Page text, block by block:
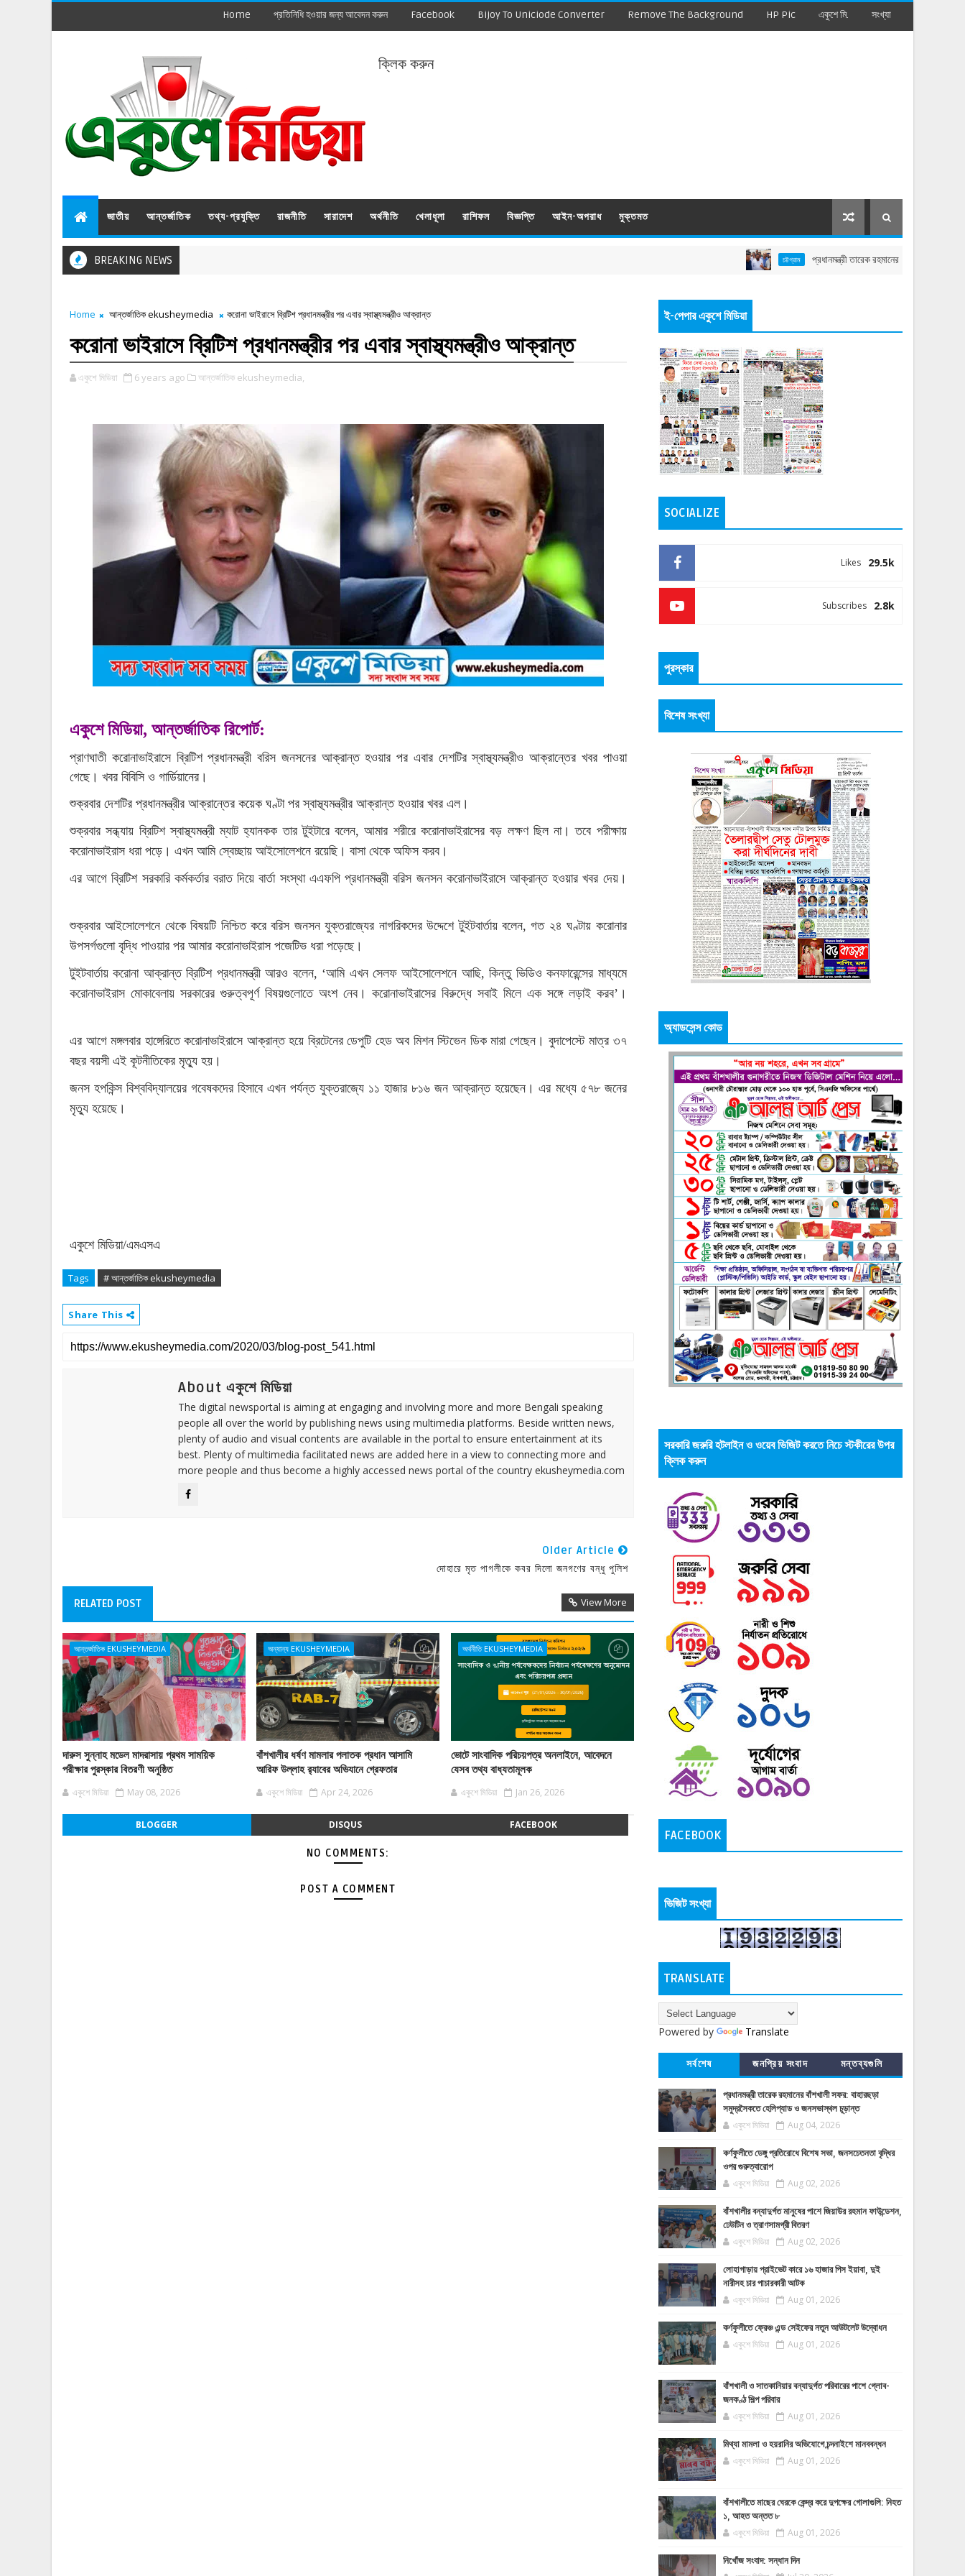
Home প্রতিনিধি হওয়ার জন্য আবেদন করুন Facebook Bijoy To Uniciode Converter Remove The Background HP Pic একুশে মি. সংখ্যা
ক্লিক করুন
জাতীয় আন্তর্জাতিক তথ্য-প্রযুক্তি রাজনীতি সারাদেশ অর্থনীতি খেলাধূলা রাশিফল বিজ্ঞপ্তি আইন-অপরাধ মুক্তমত
BREAKING NEWS চট্টগ্রাম প্রধানমন্ত্রী তারেক রহমানের বাঁশখালী সফর: বাহারছড়া
Home আন্তর্জাতিক ekusheymedia করোনা ভাইরাসে ব্রিটিশ প্রধানমন্ত্রীর পর এবার স্বাস্থ্যমন্ত্রীও আক্রান্ত
করোনা ভাইরাসে ব্রিটিশ প্রধানমন্ত্রীর পর এবার স্বাস্থ্যমন্ত্রীও আক্রান্ত
একুশে মিডিয়া 6 years ago আন্তর্জাতিক ekusheymedia,
একুশে মিডিয়া, আন্তর্জাতিক রিপোর্ট:
প্রাণঘাতী করোনাভাইরাসে ব্রিটিশ প্রধানমন্ত্রী বরিস জনসনের আক্রান্ত হওয়ার পর এবার দেশটির স্বাস্থ্যমন্ত্রীও আক্রান্তের খবর পাওয়া
গেছে। খবর বিবিসি ও গার্ডিয়ানের।
শুক্রবার দেশটির প্রধানমন্ত্রীর আক্রান্তের কয়েক ঘণ্টা পর স্বাস্থ্যমন্ত্রীর আক্রান্ত হওয়ার খবর এল।
শুক্রবার সন্ধ্যায় ব্রিটিশ স্বাস্থ্যমন্ত্রী ম্যাট হ্যানকক তার টুইটারে বলেন, আমার শরীরে করোনাভাইরাসের বড় লক্ষণ ছিল না। তবে পরীক্ষায়
করোনাভাইরাস ধরা পড়ে। এখন আমি স্বেচ্ছায় আইসোলেশনে রয়েছি। বাসা থেকে অফিস করব।
এর আগে ব্রিটিশ সরকারি কর্মকর্তার বরাত দিয়ে বার্তা সংস্থা এএফপি প্রধানমন্ত্রী বরিস জনসন করোনাভাইরাসে আক্রান্ত হওয়ার খবর দেয়।
শুক্রবার আইসোলেশনে থেকে বিষয়টি নিশ্চিত করে বরিস জনসন যুক্তরাজ্যের নাগরিকদের উদ্দেশে টুইটবার্তায় বলেন, গত ২৪ ঘণ্টায় করোনার
উপসর্গগুলো বৃদ্ধি পাওয়ার পর আমার করোনাভাইরাস পজেটিভ ধরা পড়েছে।
টুইটবার্তায় করোনা আক্রান্ত ব্রিটিশ প্রধানমন্ত্রী আরও বলেন, ‘আমি এখন সেলফ আইসোলেশনে আছি, কিন্তু ভিডিও কনফারেন্সের মাধ্যমে
করোনাভাইরাস মোকাবেলায় সরকারের গুরুত্বপূর্ণ বিষয়গুলোতে অংশ নেব। করোনাভাইরাসের বিরুদ্ধে সবাই মিলে এক সঙ্গে লড়াই করব’।
এর আগে মঙ্গলবার হাঙ্গেরিতে করোনাভাইরাসে আক্রান্ত হয়ে ব্রিটেনের ডেপুটি হেড অব মিশন স্টিভেন ডিক মারা গেছেন। বুদাপেস্টে মাত্র ৩৭
বছর বয়সী এই কূটনীতিকের মৃত্যু হয়।
জনস হপকিন্স বিশ্ববিদ্যালয়ের গবেষকদের হিসাবে এখন পর্যন্ত যুক্তরাজ্যে ১১ হাজার ৮১৬ জন আক্রান্ত হয়েছেন। এর মধ্যে ৫৭৮ জনের
মৃত্যু হয়েছে।
একুশে মিডিয়া/এমএসএ
Tags # আন্তর্জাতিক ekusheymedia
Share This
About একুশে মিডিয়া
The digital newsportal is aiming at engaging and involving more and more Bengali speaking
people all over the world by publishing news using multimedia platforms. Beside written news,
plenty of audio and visual contents are available in the portal to ensure entertainment at its
best. Plenty of multimedia facilitated news are added here in a view to connecting more and
more people and thus become a highly accessed news portal of the country ekusheymedia.com
Older Article
দোহারে মৃত পাগলীকে কবর দিলো জনগণের বন্ধু পুলিশ
RELATED POST View More
আন্তর্জাতিক EKUSHEYMEDIA
দারুস সুন্নাহ মডেল মাদরাসায় প্রথম সাময়িক
পরীক্ষার পুরস্কার বিতরণী অনুষ্ঠিত
একুশে মিডিয়া May 08, 2026
অন্যান্য EKUSHEYMEDIA
বাঁশখালীর ধর্ষণ মামলার পলাতক প্রধান আসামি
আরিফ উল্লাহ র‌্যাবের অভিযানে গ্রেফতার
একুশে মিডিয়া Apr 24, 2026
অর্থনীতি EKUSHEYMEDIA
ভোটে সাংবাদিক পরিচয়পত্র অনলাইনে, আবেদনে
যেসব তথ্য বাধ্যতামূলক
একুশে মিডিয়া Jan 26, 2026
BLOGGER DISQUS FACEBOOK
NO COMMENTS:
POST A COMMENT
ই-পেপার একুশে মিডিয়া
SOCIALIZE
29.5k
Likes
2.8k
Subscribes
পুরস্কার
বিশেষ সংখ্যা
অ্যাডসেন্স কোড
সরকারি জরুরি হটলাইন ও ওয়েব ভিজিট করতে নিচে স্টকীরের উপর
ক্লিক করুন
FACEBOOK
ভিজিট সংখ্যা
TRANSLATE
Powered by Translate
সর্বশেষ জনপ্রিয় সংবাদ মন্তব্যগুলি
প্রধানমন্ত্রী তারেক রহমানের বাঁশখালী সফর: বাহারছড়া
সমুদ্রসৈকতে হেলিপ্যাড ও জনসভাস্থল চূড়ান্ত
একুশে মিডিয়া Aug 04, 2026
কর্ণফুলীতে ডেঙ্গু প্রতিরোধে বিশেষ সভা, জনসচেতনতা বৃদ্ধির
ওপর গুরুত্বারোপ
একুশে মিডিয়া Aug 02, 2026
বাঁশখালীর বন্যাদুর্গত মানুষের পাশে জিয়াউর রহমান ফাউন্ডেশন,
ঢেউটিন ও ত্রাণসামগ্রী বিতরণ
একুশে মিডিয়া Aug 02, 2026
লোহাগাড়ায় প্রাইভেট কারে ১৬ হাজার পিস ইয়াবা, দুই
নারীসহ চার পাচারকারী আটক
একুশে মিডিয়া Aug 01, 2026
কর্ণফুলীতে ফ্রেঞ্চ এন্ড সেইফের নতুন আউটলেট উদ্বোধন
একুশে মিডিয়া Aug 01, 2026
বাঁশখালী ও সাতকানিয়ার বন্যাদুর্গত পরিবারের পাশে গ্লোব-
জনকণ্ঠ শিল্প পরিবার
একুশে মিডিয়া Aug 01, 2026
মিথ্যা মামলা ও হয়রানির অভিযোগে চন্দনাইশে মানববন্ধন
একুশে মিডিয়া Aug 01, 2026
বাঁশখালীতে মাছের ঘেরকে কেন্দ্র করে দুপক্ষের গোলাগুলি: নিহত
১, আহত অন্তত ৮
একুশে মিডিয়া Aug 01, 2026
নিখোঁজ সংবাদ: সন্ধান দিন